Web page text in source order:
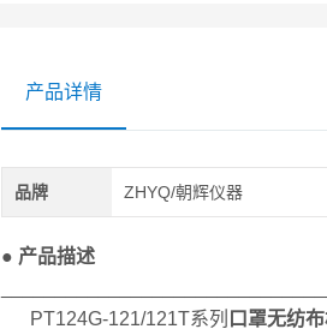
产品详情
品牌 ZHYQ/朝辉仪器
● 产品描述
PT124G-121/121T系列 口罩无纺